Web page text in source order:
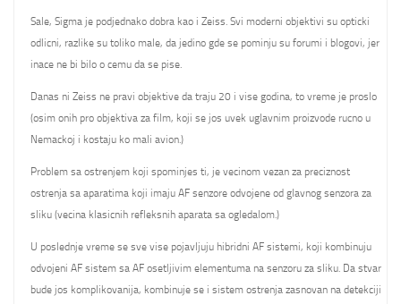
Sale, Sigma je podjednako dobra kao i Zeiss. Svi moderni objektivi su opticki
odlicni, razlike su toliko male, da jedino gde se pominju su forumi i blogovi, jer
inace ne bi bilo o cemu da se pise.
Danas ni Zeiss ne pravi objektive da traju 20 i vise godina, to vreme je proslo
(osim onih pro objektiva za film, koji se jos uvek uglavnim proizvode rucno u
Nemackoj i kostaju ko mali avion.)
Problem sa ostrenjem koji spominjes ti, je vecinom vezan za preciznost
ostrenja sa aparatima koji imaju AF senzore odvojene od glavnog senzora za
sliku (vecina klasicnih refleksnih aparata sa ogledalom.)
U poslednje vreme se sve vise pojavljuju hibridni AF sistemi, koji kombinuju
odvojeni AF sistem sa AF osetljivim elementuma na senzoru za sliku. Da stvar
bude jos komplikovanija, kombinuje se i sistem ostrenja zasnovan na detekciji